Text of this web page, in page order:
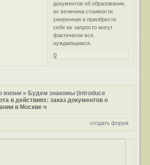
документов об образовании,
их величина стоимости
умеренная и приобрести
себе их запросто могут
фактически все,
нуждающимся.
0
жизни » Будем знакомы (introduce
в действиях: заказ документов о
в Москве ч
создать форум